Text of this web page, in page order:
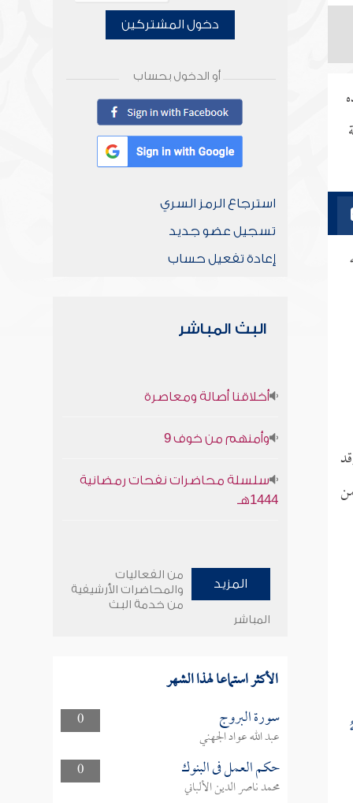
دخول المشتركين
أو الدخول بحساب
استرجاع الرمز السري
تسجيل عضو جديد
إعادة تفعيل حساب
البث المباشر
أخلاقنا أصالة ومعاصرة
وأمنهم من خوف 9
سلسلة محاضرات نفحات رمضانية
1444هـ
المزيد
من الفعاليات
والمحاضرات الأرشيفية
من خدمة البث
المباشر
الأكثر استماعا لهذا الشهر
0 سورة البروج
عبد الله عواد الجهني
0
حكم العمل فى البنوك
محمد ناصر الدين الألباني